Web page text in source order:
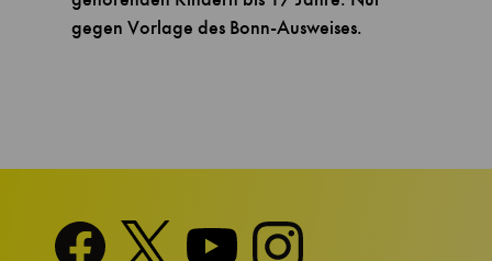
gegen Vorlage des Bonn-Ausweises.